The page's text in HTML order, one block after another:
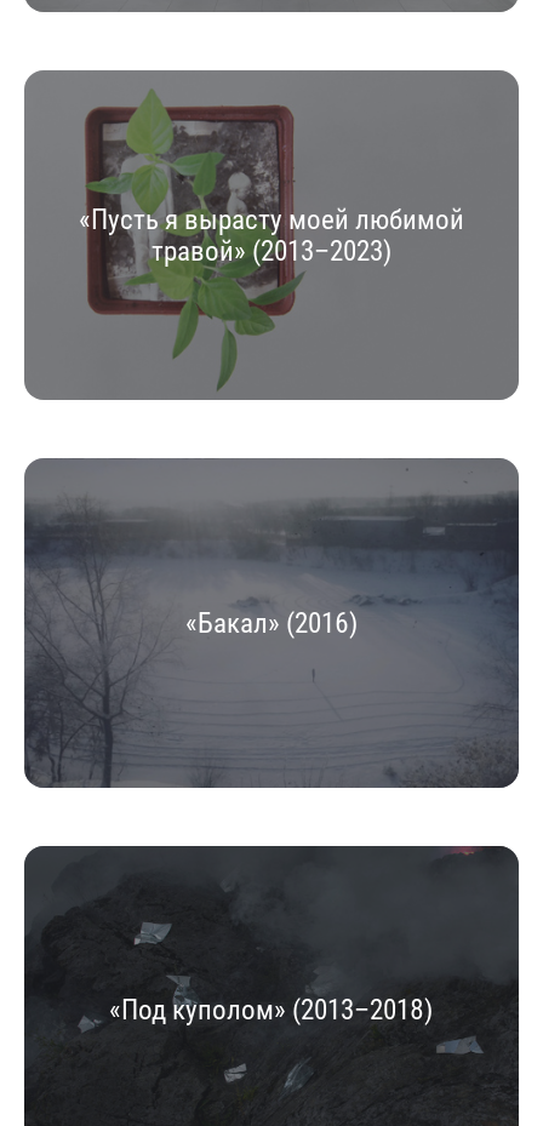
«Пусть я вырасту моей любимой
травой» (2013–2023)
«Бакал» (2016)
«Под куполом» (2013–2018)